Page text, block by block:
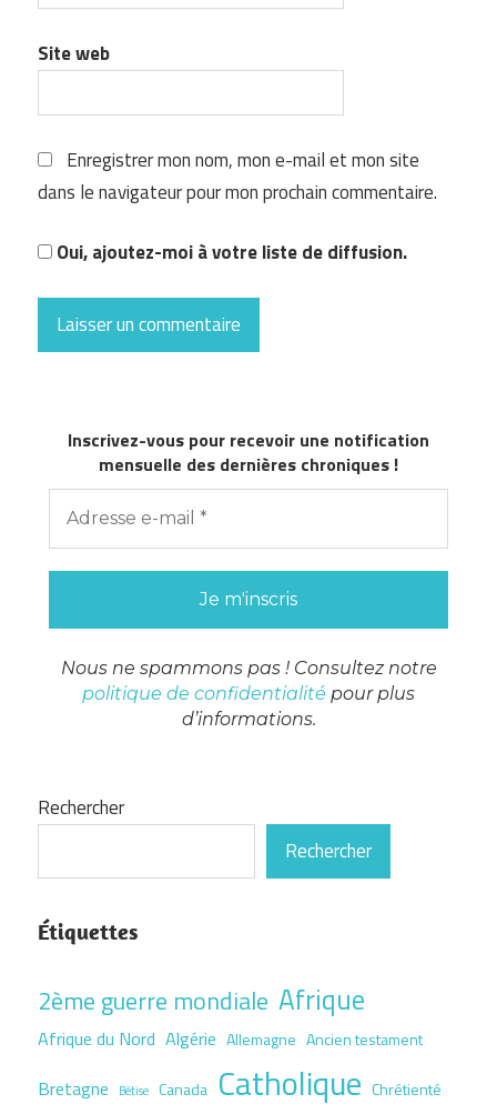
Site web
Enregistrer mon nom, mon e-mail et mon site
dans le navigateur pour mon prochain commentaire.
Oui, ajoutez-moi à votre liste de diffusion.
Inscrivez-vous pour recevoir une notification
mensuelle des dernières chroniques !
Nous ne spammons pas ! Consultez notre
politique de confidentialité pour plus
d’informations.
Rechercher
Rechercher
Étiquettes
2ème guerre mondiale Afrique
Afrique du Nord Algérie Allemagne Ancien testament
Bretagne Bêtise Canada Catholique Chrétienté